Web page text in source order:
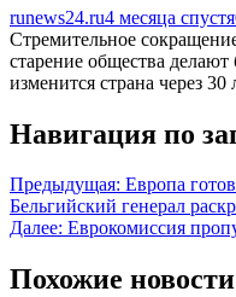
runews24.ru4 месяца спустя
Стремительное
старение общества
изменится страна через
Навигация по
Предыдущая: Европа
Бельгийский генерал
Далее: Еврокомиссия
Похожие новости